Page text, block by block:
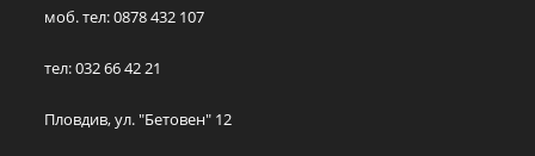
моб. тел: 0878 432 107
тел: 032 66 42 21
Пловдив, ул. "Бетовен" 12